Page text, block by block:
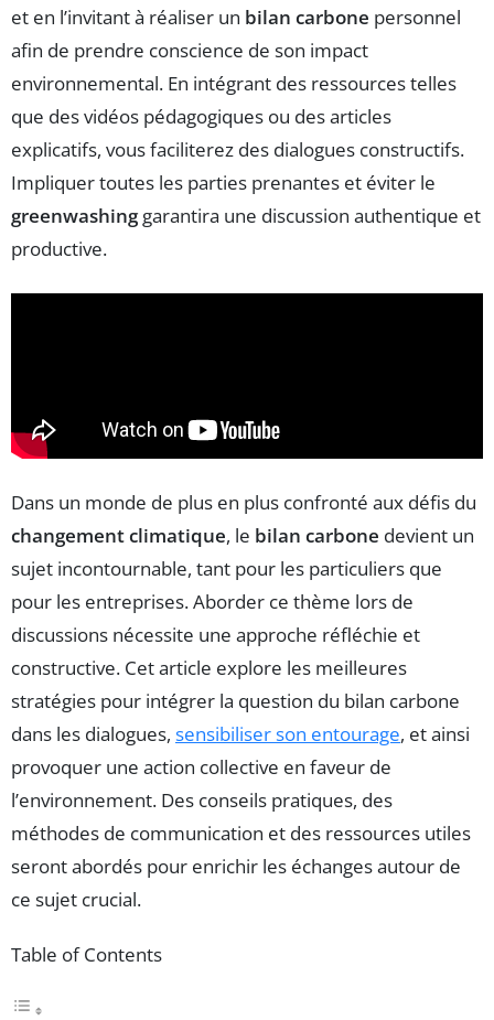
et en l’invitant à réaliser un bilan carbone personnel
afin de prendre conscience de son impact
environnemental. En intégrant des ressources telles
que des vidéos pédagogiques ou des articles
explicatifs, vous faciliterez des dialogues constructifs.
Impliquer toutes les parties prenantes et éviter le
greenwashinggarantira une discussion authentique et
productive.
Dans un monde de plus en plus confronté aux défis du
changement climatique, le bilan carbone devient un
sujet incontournable, tant pour les particuliers que
pour les entreprises. Aborder ce thème lors de
discussions nécessite une approche réfléchie et
constructive. Cet article explore les meilleures
stratégies pour intégrer la question du bilan carbone
dans les dialogues, sensibiliser son entourage, et ainsi
provoquer une action collective en faveur de
l’environnement. Des conseils pratiques, des
méthodes de communication et des ressources utiles
seront abordés pour enrichir les échanges autour de
ce sujet crucial.
Table of Contents